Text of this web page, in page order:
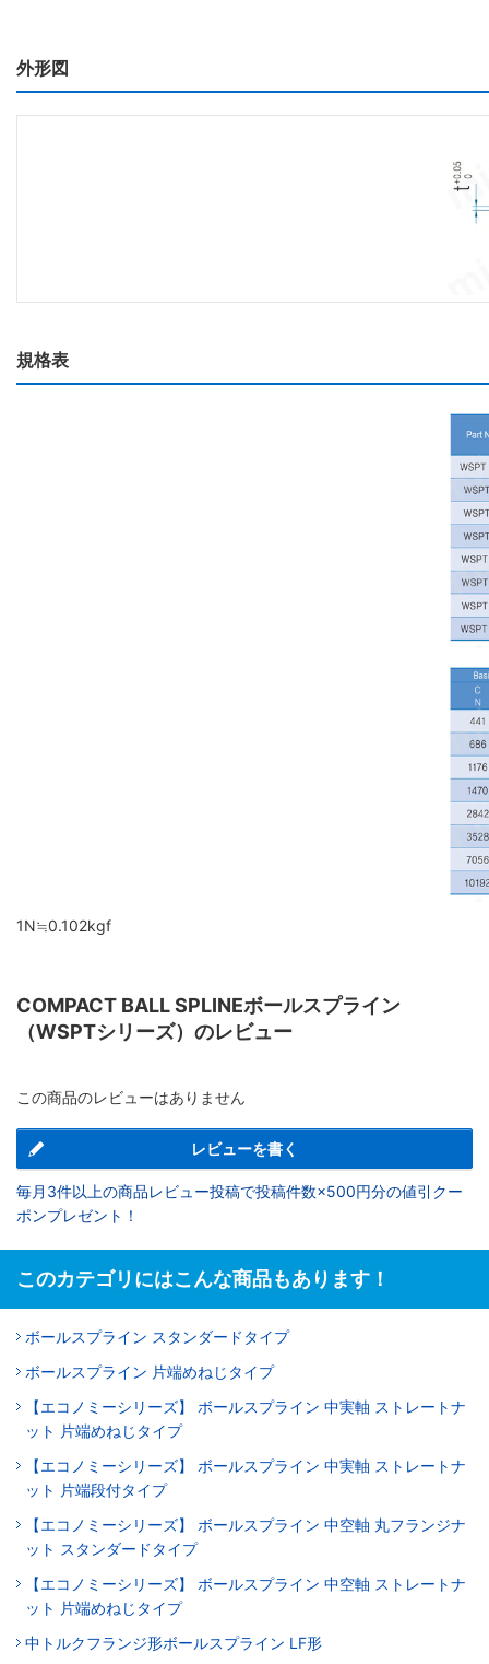
外形図
規格表
1N≒0.102kgf
COMPACT BALL SPLINEボールスプライン
（WSPTシリーズ）のレビュー
この商品のレビューはありません
レビューを書く
毎月3件以上の商品レビュー投稿で投稿件数×500円分の値引クー
ポンプレゼント！
このカテゴリにはこんな商品もあります！
ボールスプライン スタンダードタイプ
ボールスプライン 片端めねじタイプ
【エコノミーシリーズ】 ボールスプライン 中実軸 ストレートナ
ット 片端めねじタイプ
【エコノミーシリーズ】 ボールスプライン 中実軸 ストレートナ
ット 片端段付タイプ
【エコノミーシリーズ】 ボールスプライン 中空軸 丸フランジナ
ット スタンダードタイプ
【エコノミーシリーズ】 ボールスプライン 中空軸 ストレートナ
ット 片端めねじタイプ
中トルクフランジ形ボールスプライン LF形